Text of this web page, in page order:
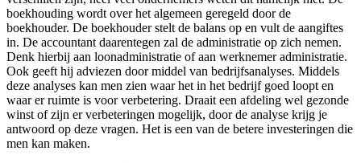
boekhouding wordt over het algemeen geregeld door de
boekhouder. De boekhouder stelt de balans op en vult de aangiftes
in. De accountant daarentegen zal de administratie op zich nemen.
Denk hierbij aan loonadministratie of aan werknemer administratie.
Ook geeft hij adviezen door middel van bedrijfsanalyses. Middels
deze analyses kan men zien waar het in het bedrijf goed loopt en
waar er ruimte is voor verbetering. Draait een afdeling wel gezonde
winst of zijn er verbeteringen mogelijk, door de analyse krijg je
antwoord op deze vragen. Het is een van de betere investeringen die
men kan maken.